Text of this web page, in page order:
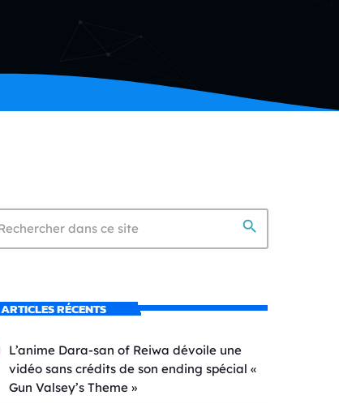
search
ARTICLES RÉCENTS
L’anime Dara-san of Reiwa dévoile une
vidéo sans crédits de son ending spécial «
Gun Valsey’s Theme »